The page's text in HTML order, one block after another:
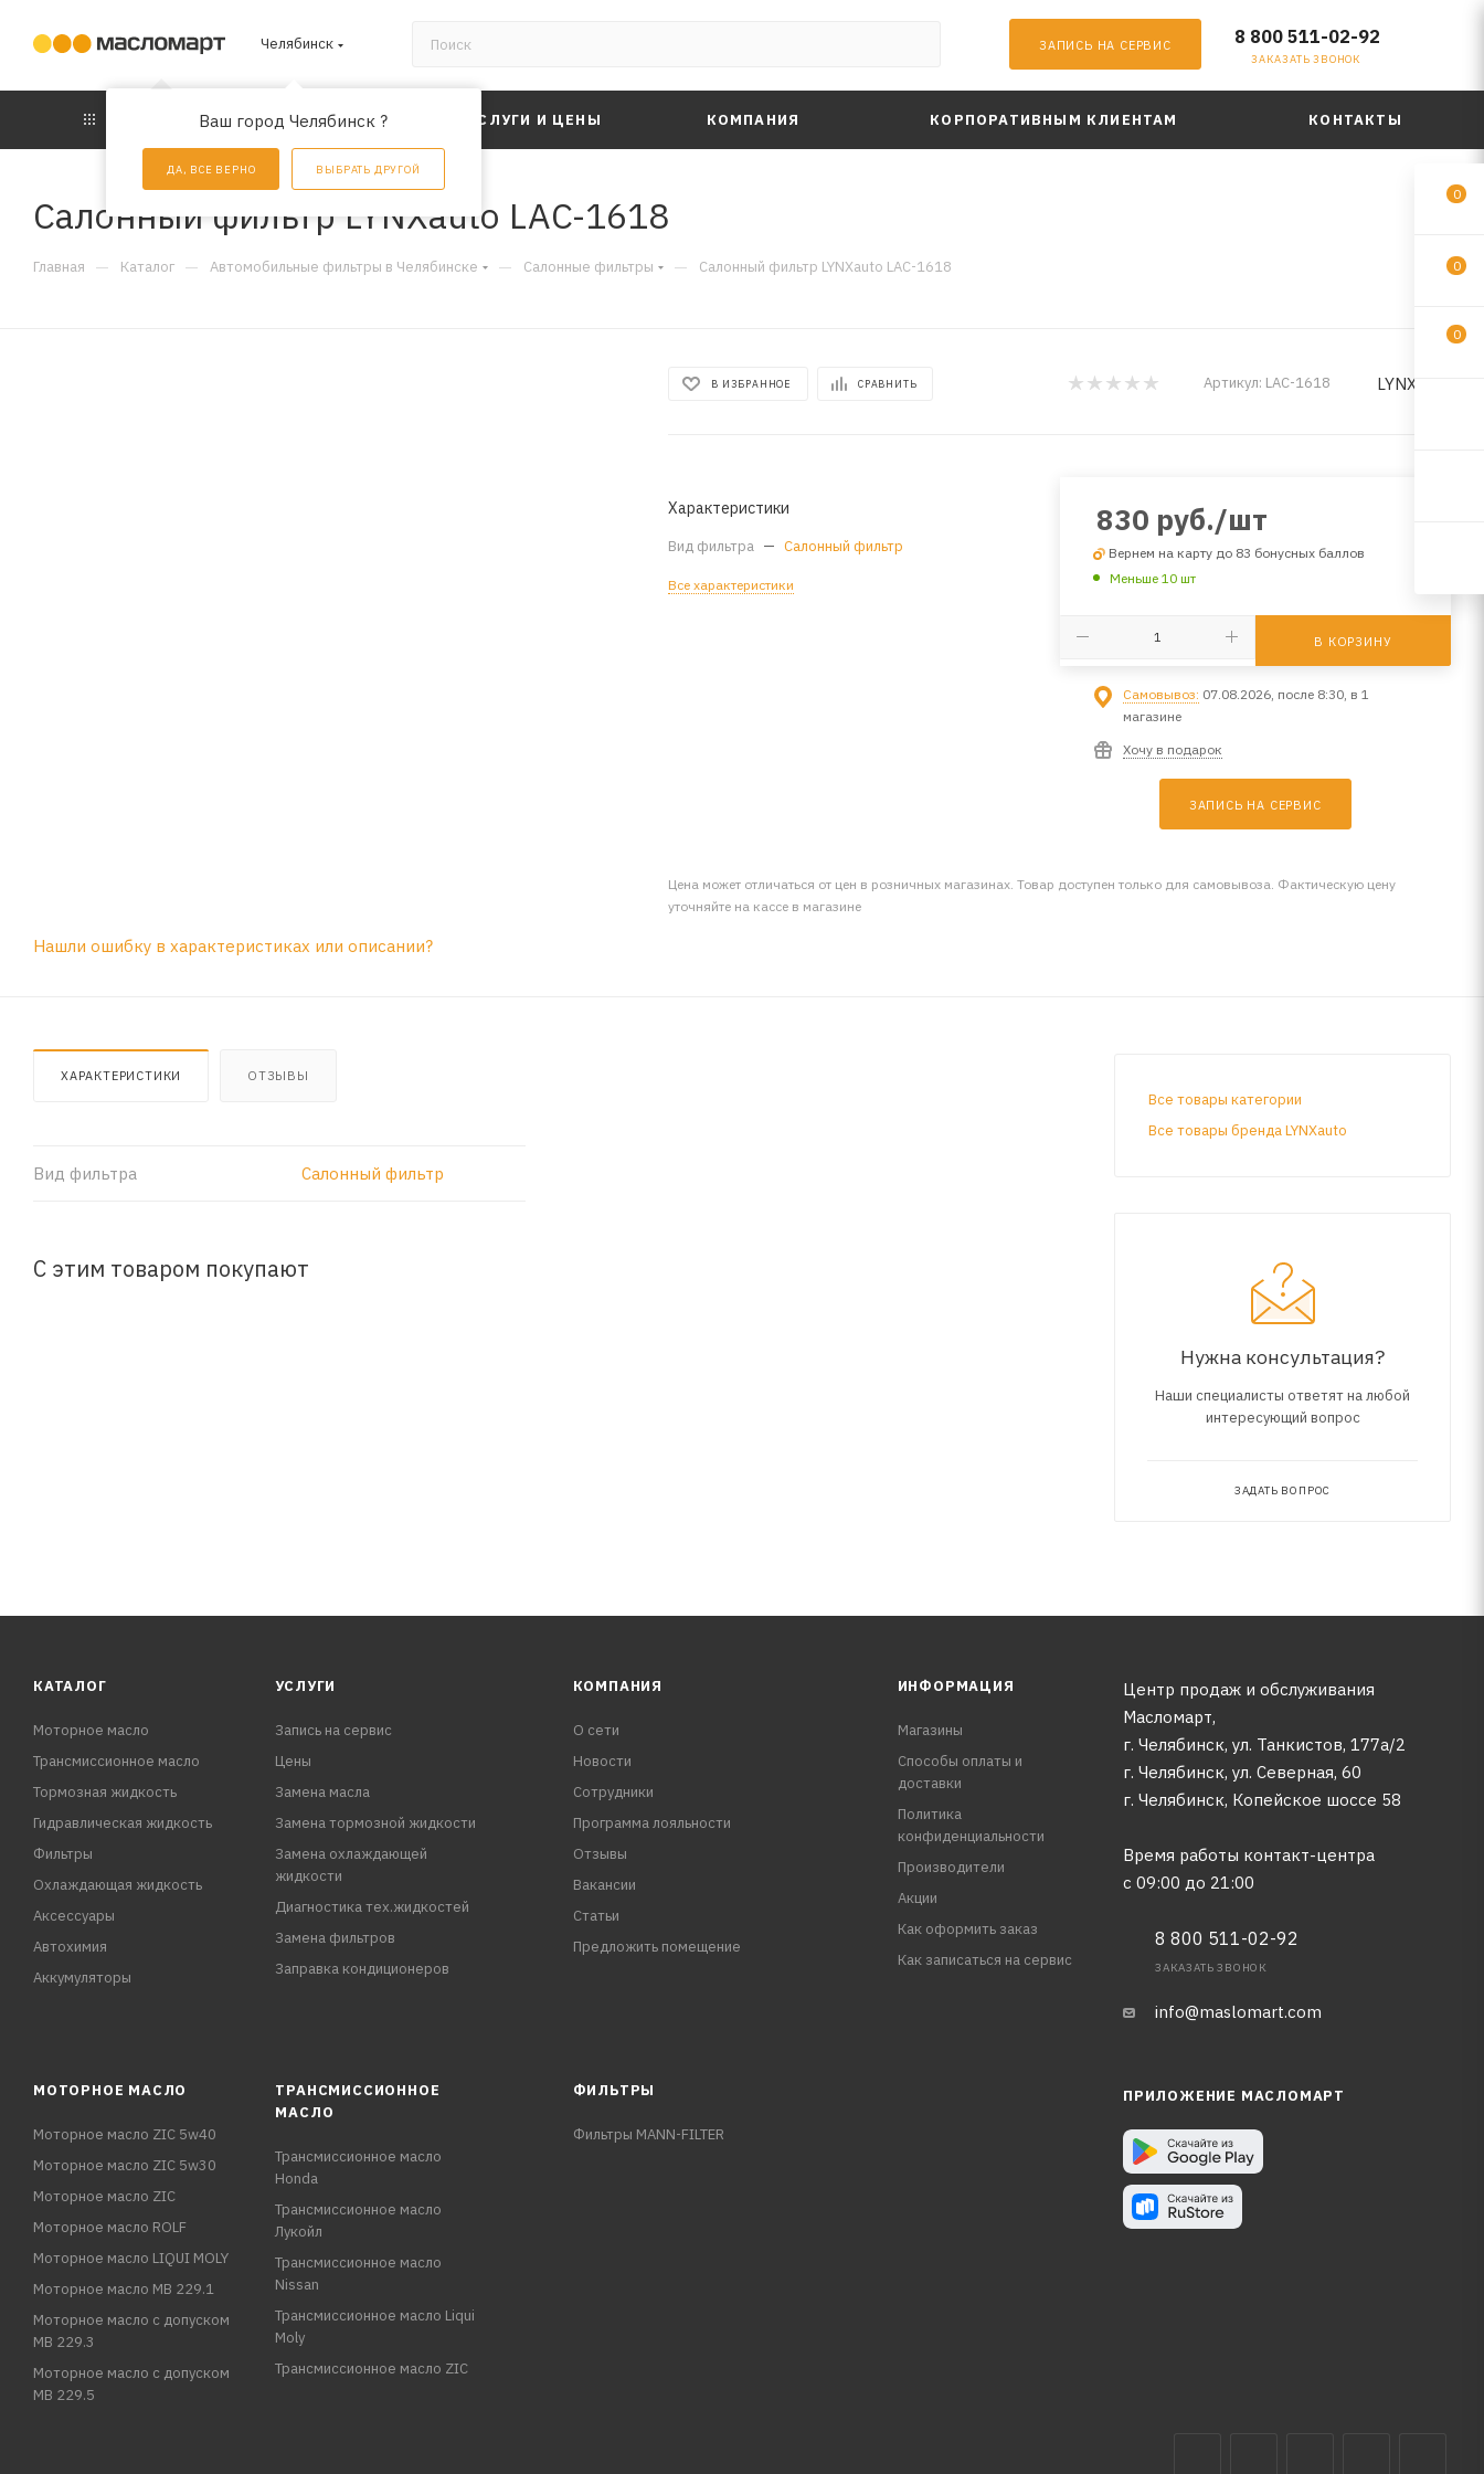
Челябинск
Ваш город Челябинск ?
ДА, ВСЕ ВЕРНО ВЫБРАТЬ ДРУГОЙ
ЗАПИСЬ НА СЕРВИС 8 800 511-02-92
ЗАКАЗАТЬ ЗВОНОК
АКЦИИ УСЛУГИ И ЦЕНЫ КОМПАНИЯ КОРПОРАТИВНЫМ КЛИЕНТАМ КОНТАКТЫ
Салонный фильтр LYNXauto LAC-1618
Главная — Каталог — Автомобильные фильтры в Челябинске — Салонные фильтры — Салонный фильтр LYNXauto LAC-1618
В ИЗБРАННОЕ СРАВНИТЬ Артикул: LAC-1618 LYNXauto
Характеристики
Вид фильтра — Салонный фильтр
Все характеристики
830 руб./шт
Вернем на карту до 83 бонусных баллов
Меньше 10 шт
В КОРЗИНУ
Самовывоз: 07.08.2026, после 8:30, в 1
магазине
Хочу в подарок
ЗАПИСЬ НА СЕРВИС
Цена может отличаться от цен в розничных магазинах. Товар доступен только для самовывоза. Фактическую цену
уточняйте на кассе в магазине
Нашли ошибку в характеристиках или описании?
ХАРАКТЕРИСТИКИ ОТЗЫВЫ
Вид фильтра Салонный фильтр
С этим товаром покупают
Все товары категории
Все товары бренда LYNXauto
Нужна консультация?
Наши специалисты ответят на любой
интересующий вопрос
ЗАДАТЬ ВОПРОС
КАТАЛОГ
Моторное масло
Трансмиссионное масло
Тормозная жидкость
Гидравлическая жидкость
Фильтры
Охлаждающая жидкость
Аксессуары
Автохимия
Аккумуляторы
УСЛУГИ
Запись на сервис
Цены
Замена масла
Замена тормозной жидкости
Замена охлаждающей
жидкости
Диагностика тех.жидкостей
Замена фильтров
Заправка кондиционеров
КОМПАНИЯ
О сети
Новости
Сотрудники
Программа лояльности
Отзывы
Вакансии
Статьи
Предложить помещение
ИНФОРМАЦИЯ
Магазины
Способы оплаты и
доставки
Политика
конфиденциальности
Производители
Акции
Как оформить заказ
Как записаться на сервис
Центр продаж и обслуживания
Масломарт,
г. Челябинск, ул. Танкистов, 177а/2
г. Челябинск, ул. Северная, 60
г. Челябинск, Копейское шоссе 58
Время работы контакт-центра
с 09:00 до 21:00
8 800 511-02-92
ЗАКАЗАТЬ ЗВОНОК
info@maslomart.com
МОТОРНОЕ МАСЛО
Моторное масло ZIC 5w40
Моторное масло ZIC 5w30
Моторное масло ZIC
Моторное масло ROLF
Моторное масло LIQUI MOLY
Моторное масло MB 229.1
Моторное масло с допуском
MB 229.3
Моторное масло с допуском
MB 229.5
ТРАНСМИССИОННОЕ
МАСЛО
Трансмиссионное масло
Honda
Трансмиссионное масло
Лукойл
Трансмиссионное масло
Nissan
Трансмиссионное масло Liqui
Moly
Трансмиссионное масло ZIC
ФИЛЬТРЫ
Фильтры MANN-FILTER
ПРИЛОЖЕНИЕ МАСЛОМАРТ
0
0
0